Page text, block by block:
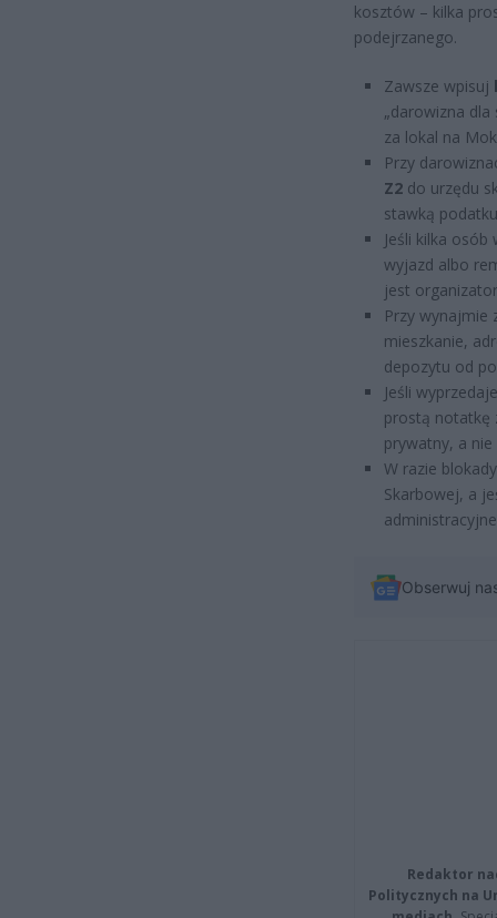
kosztów – kilka
podejrzanego.
Zawsze wpisuj
„darowizna dla
za lokal na
Przy
Z2do urzędu
stawką
Jeśli kilka
wyjazd albo
jest
Przy wynajmie
mieszkanie,
depozytu od
Jeśli
prostą notatkę
prywatny, a
W razie
Skarbowej, a
Obserwuj
Redaktor
Politycznych na